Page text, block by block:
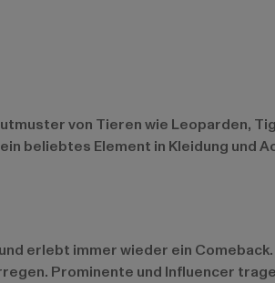
von Tieren wie Leoparden,
beliebtes Element in Kleidung und
erlebt immer wieder ein
Prominente und Influencer